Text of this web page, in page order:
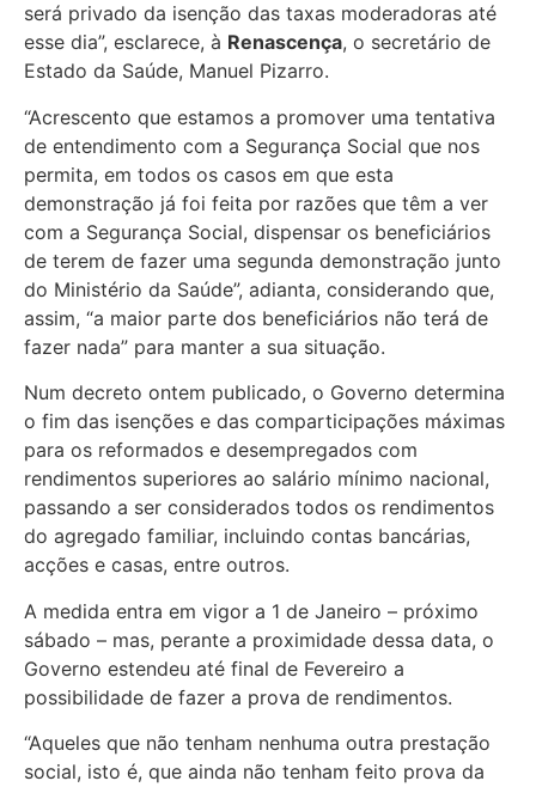
será privado da isenção das taxas moderadoras até
esse dia”, esclarece, à Renascença, o secretário de
Estado da Saúde, Manuel Pizarro.
“Acrescento que estamos a promover uma tentativa
de entendimento com a Segurança Social que nos
permita, em todos os casos em que esta
demonstração já foi feita por razões que têm a ver
com a Segurança Social, dispensar os beneficiários
de terem de fazer uma segunda demonstração junto
do Ministério da Saúde”, adianta, considerando que,
assim, “a maior parte dos beneficiários não terá de
fazer nada” para manter a sua situação.
Num decreto ontem publicado, o Governo determina
o fim das isenções e das comparticipações máximas
para os reformados e desempregados com
rendimentos superiores ao salário mínimo nacional,
passando a ser considerados todos os rendimentos
do agregado familiar, incluindo contas bancárias,
acções e casas, entre outros.
A medida entra em vigor a 1 de Janeiro – próximo
sábado – mas, perante a proximidade dessa data, o
Governo estendeu até final de Fevereiro a
possibilidade de fazer a prova de rendimentos.
“Aqueles que não tenham nenhuma outra prestação
social, isto é, que ainda não tenham feito prova da